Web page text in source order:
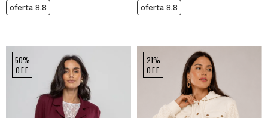
oferta 8.8 oferta 8.8
50%
OFF
21%
OFF